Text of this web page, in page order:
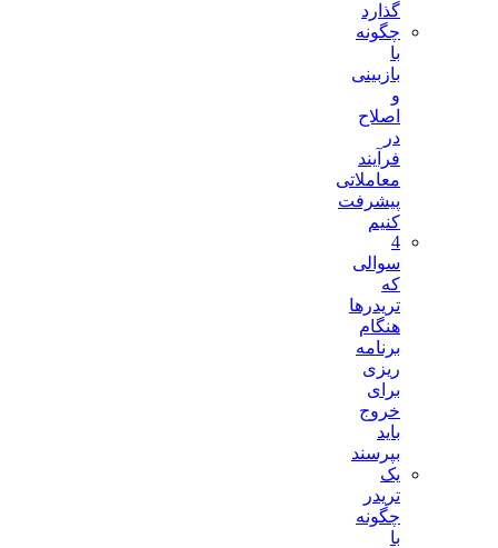
گذارد
چگونه
با
بازبینی
و
اصلاح
در
فرآیند
معاملاتی
پیشرفت
کنیم
4
سوالی
که
تریدرها
هنگام
برنامه
ریزی
برای
خروج
باید
بپرسند
یک
تریدر
چگونه
با